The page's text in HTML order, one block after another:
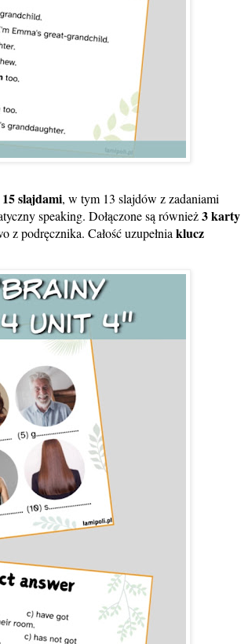
slajdami, w tym 13 slajdów z zadaniami
speaking. Dołączone są również3 karty
z podręcznika. Całość uzupełnia klucz